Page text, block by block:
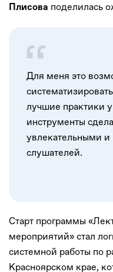
Плисова поделилась
Для меня это
лучшие практики
инструменты
увлекательными
слушателей.
Старт программы
мероприятий» стал
системной работы по
Красноярском крае,